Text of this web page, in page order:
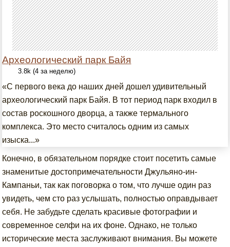
Археологический парк Байя
3.8k (4 за неделю)
«С первого века до наших дней дошел удивительный
археологический парк Байя. В тот период парк входил в
состав роскошного дворца, а также термального
комплекса. Это место считалось одним из самых
изыска...»
Конечно, в обязательном порядке стоит посетить самые
знаменитые достопримечательности Джульяно-ин-
Кампаньи, так как поговорка о том, что лучше один раз
увидеть, чем сто раз услышать, полностью оправдывает
себя. Не забудьте сделать красивые фотографии и
современное селфи на их фоне. Однако, не только
исторические места заслуживают внимания. Вы можете